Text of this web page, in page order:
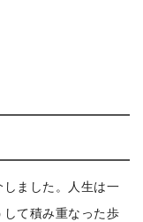
しました。人生は一
て積み重なった歩